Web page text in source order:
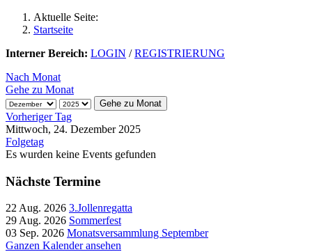
Aktuelle Seite:
Startseite
Interner Bereich: LOGIN /REGISTRIERUNG
Nach Monat
Gehe zu Monat
Gehe zu Monat
Vorheriger Tag
Mittwoch, 24. Dezember 2025
Folgetag
Es wurden keine Events gefunden
Nächste Termine
22 Aug. 2026 3.Jollenregatta
29 Aug. 2026 Sommerfest
03 Sep. 2026 Monatsversammlung September
Ganzen Kalender ansehen